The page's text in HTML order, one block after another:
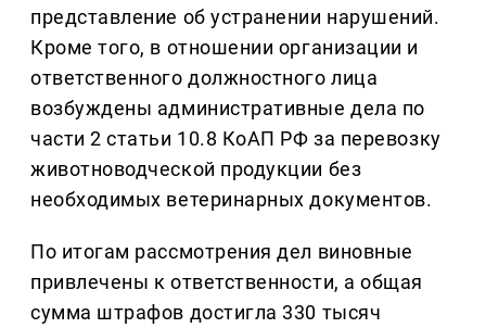
представление об устранении нарушений.
Кроме того, в отношении организации и
ответственного должностного лица
возбуждены административные дела по
части 2 статьи 10.8 КоАП РФ за перевозку
животноводческой продукции без
необходимых ветеринарных документов.
По итогам рассмотрения дел виновные
привлечены к ответственности, а общая
сумма штрафов достигла 330 тысяч